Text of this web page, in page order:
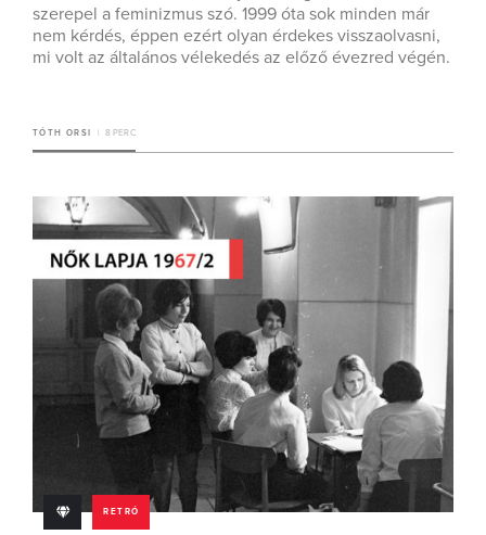
szerepel a feminizmus szó. 1999 óta sok minden már
nem kérdés, éppen ezért olyan érdekes visszaolvasni,
mi volt az általános vélekedés az előző évezred végén.
TÓTH ORSI 8 PERC
RETRÓ